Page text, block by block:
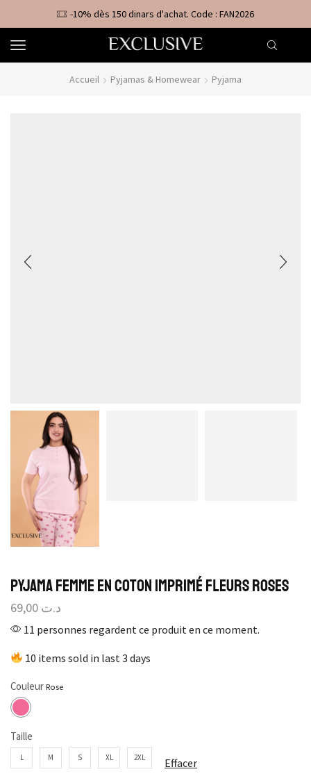
-10% dès 150 dinars d'achat. Code : FAN2026
Accueil Pyjamas & Homewear Pyjama
Pyjama Femme en coton imprimé fleurs roses
د.ت
11 personnes regardent ce produit en ce moment.
10 items sold in last 3 days
Couleur
Taille
L M S XL 2XL Effacer